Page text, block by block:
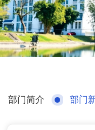
部门简介 部门